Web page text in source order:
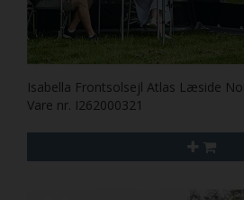
Isabella Frontsolsejl Atlas Læside
Vare nr. I262000321